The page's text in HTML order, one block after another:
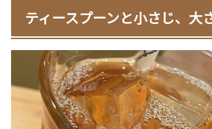
ティースプーンと小さじ、大